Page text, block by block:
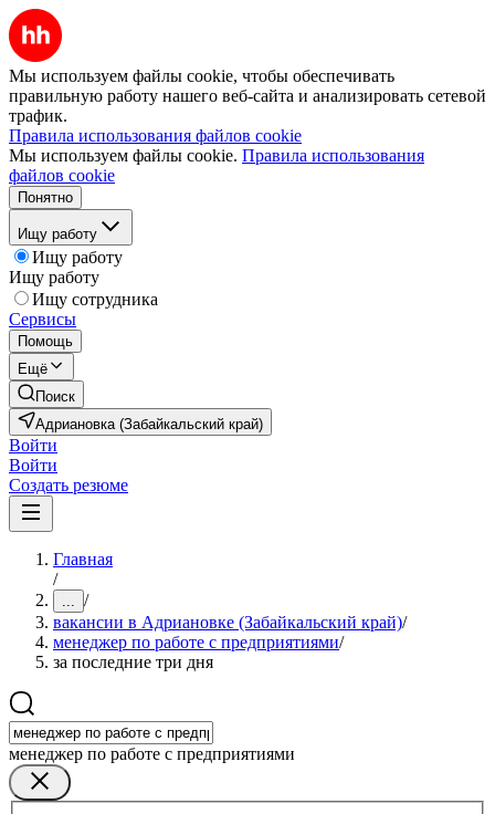
Мы используем файлы cookie, чтобы обеспечивать
правильную работу нашего веб-сайта и анализировать сетевой
трафик.
Правила использования файлов cookie
Мы используем файлы cookie. Правила использования
файлов cookie
Понятно
Ищу работу
Ищу работу
Ищу работу
Ищу сотрудника
Сервисы
Помощь
Ещё
Поиск
Адриановка (Забайкальский край)
Войти
Войти
Создать резюме
Главная
/
... /
вакансии в Адриановке (Забайкальский край)/
менеджер по работе с предприятиями/
за последние три дня
менеджер по работе с предприятиями